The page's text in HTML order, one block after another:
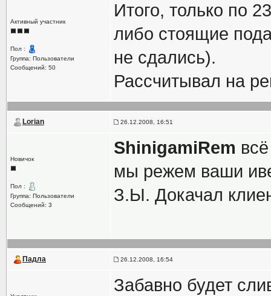
Активный участник
Пол :
Группа: Пользователи
Сообщений: 50
Итого, только по
либо стоящие
не сдались).
Рассчитывал на
Lorian 26.12.2008, 16:51
Новичок
Пол :
Группа: Пользователи
Сообщений: 3
ShinigamiRem
мы режем ваши
З.Ы. Докачал
Падла 26.12.2008, 16:54
Забавно будет